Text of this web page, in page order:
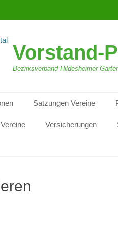
Vorstand-
Bezirksverband Hildesheimer
Satzungen Vereine
Versicherungen